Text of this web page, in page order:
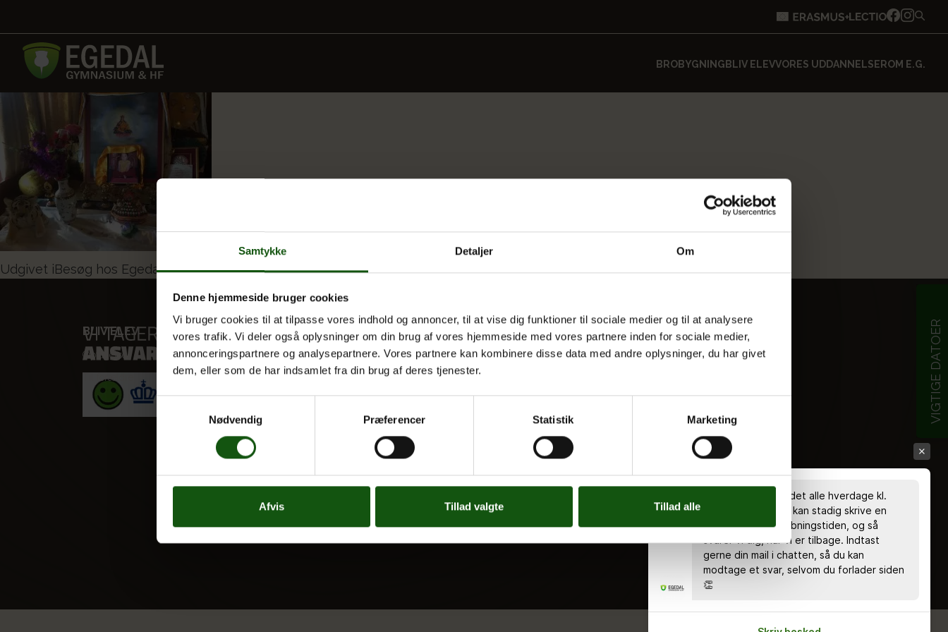
Samtykke Detaljer Om
Denne hjemmeside bruger cookies
Vi bruger cookies til at tilpasse vores indhold og annoncer, til at vise dig funktioner til sociale medier og til at analysere
vores trafik. Vi deler også oplysninger om din brug af vores hjemmeside med vores partnere inden for sociale medier,
annonceringspartnere og analysepartnere. Vores partnere kan kombinere disse data med andre oplysninger, du har givet
dem, eller som de har indsamlet fra din brug af deres tjenester.
Nødvendig
Præferencer Statistik Marketing
Afvis Tillad valgte Tillad alle
BROBYGNING BLIV ELEVVORES UDDANNELSEROM E.G.
VIGTIGE DATOER
Indlægsnavigation
Udgivet iBesøg hos Egedals alternative behandlere og spirituelle praktikere
BLIV ELEV
Optagelse
Til forældre
VORES UDDANNELSER
STX
HF
OM E.G.
Kontakt
Nyheder
Tal og Oplysninger
Tilgængelighedserklæring
Whistleblowerservice
Chatten er bemandet alle hverdage kl.
8.00 - 18.00 🤗 Du kan stadig skrive en
besked uden for åbningstiden, og så
svarer vi dig, når vi er tilbage. Indtast
gerne din mail i chatten, så du kan
modtage et svar, selvom du forlader siden
👏